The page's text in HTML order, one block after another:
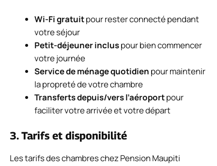
Wi-Fi gratuitpour rester connecté pendant
votre séjour
Petit-déjeuner incluspour bien commencer
votre journée
Service de ménage quotidien pour maintenir
la propreté de votre chambre
Transferts depuis/vers l’aéroportpour
faciliter votre arrivée et votre départ
3. Tarifs et disponibilité
Les tarifs des chambres chez Pension Maupiti